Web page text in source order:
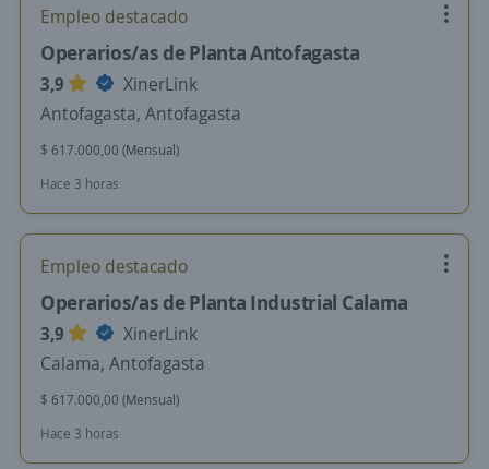
Empleo destacado
Operarios/as de Planta Antofagasta
3,9
XinerLink
Antofagasta, Antofagasta
$ 617.000,00 (Mensual)
Hace 3 horas
Empleo destacado
Operarios/as de Planta Industrial Calama
3,9
XinerLink
Calama, Antofagasta
$ 617.000,00 (Mensual)
Hace 3 horas